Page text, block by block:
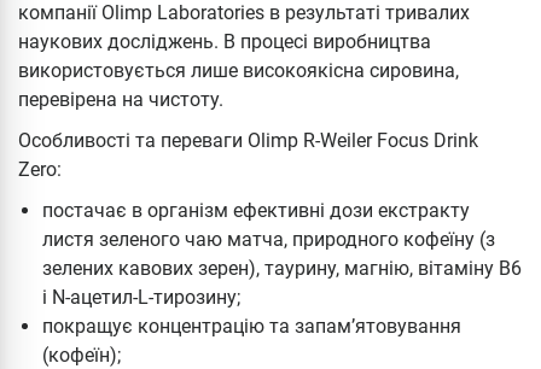
компанії Olimp Laboratories в результаті тривалих
наукових досліджень. В процесі виробництва
використовується лише високоякісна сировина,
перевірена на чистоту.
Особливості та переваги Olimp R-Weiler Focus Drink
Zero:
постачає в організм ефективні дози екстракту
листя зеленого чаю матча, природного кофеїну (з
зелених кавових зерен), таурину, магнію, вітаміну B6
і N-ацетил-L-тирозину;
покращує концентрацію та запам’ятовування
(кофеїн);